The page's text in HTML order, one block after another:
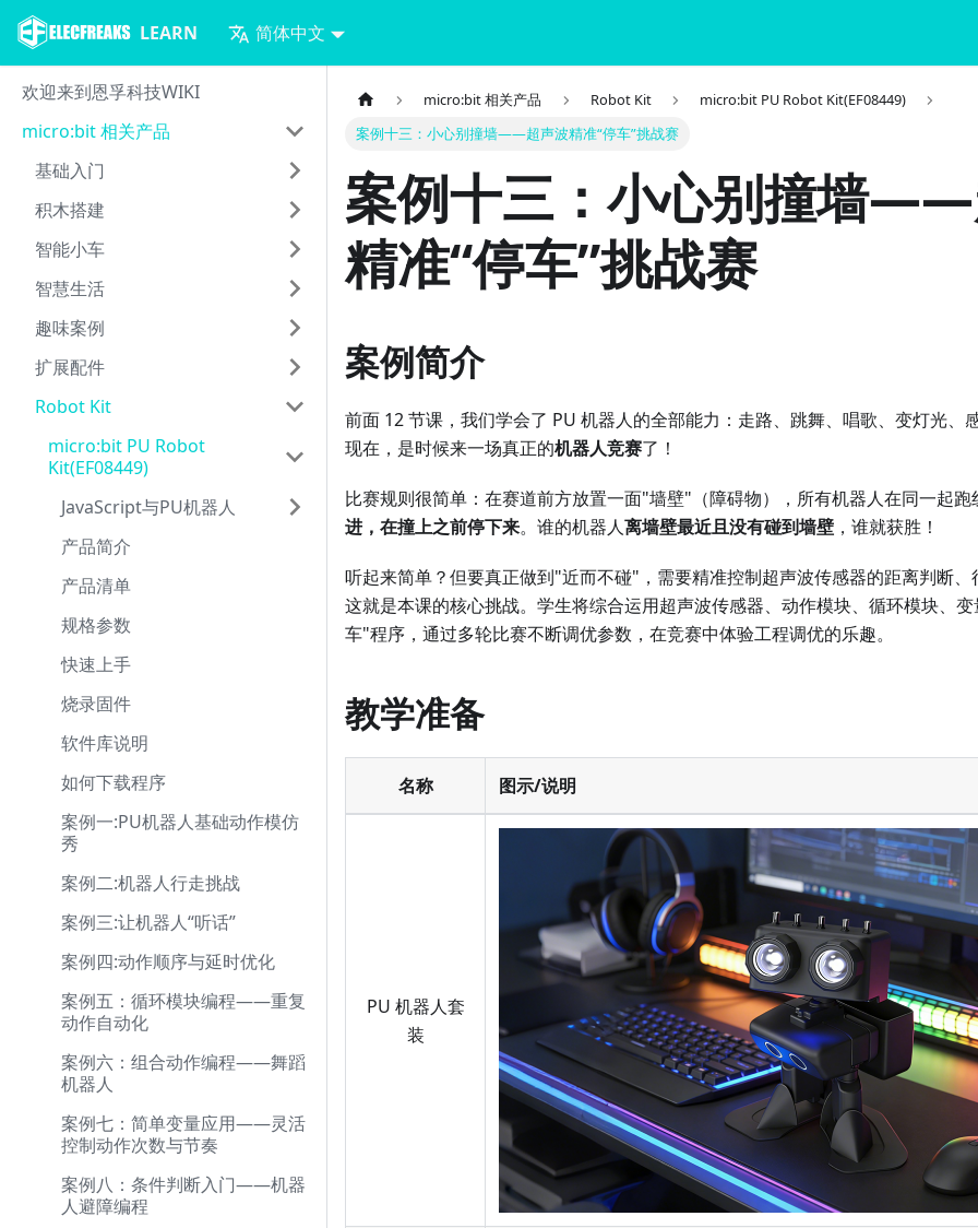
LEARN 简体中文
欢迎来到恩孚科技WIKI
micro:bit 相关产品
基础入门
积木搭建
智能小车
智慧生活
趣味案例
扩展配件
Robot Kit
micro:bit PU Robot
Kit(EF08449)
JavaScript与PU机器人
产品简介
产品清单
规格参数
快速上手
烧录固件
软件库说明
如何下载程序
案例一:PU机器人基础动作模仿
秀
案例二:机器人行走挑战
案例三:让机器人“听话”
案例四:动作顺序与延时优化
案例五：循环模块编程——重复
动作自动化
案例六：组合动作编程——舞蹈
机器人
案例七：简单变量应用——灵活
控制动作次数与节奏
案例八：条件判断入门——机器
人避障编程
micro:bit 相关产品 Robot Kit
micro:bit PU Robot Kit(EF08449)
案例十三：小心别撞墙——超声波精准“停车”挑战赛
案例十三：小心别撞墙
精准“停车”挑战赛
案例简介
前面 12 节课，我们学会了 PU 机器人的全部能力：走路、跳舞、唱歌、变灯光
现在，是时候来一场真正的机器人竞赛了！
比赛规则很简单：在赛道前方放置一面"墙壁"（障碍物），所有机器人在同一起跑
进，在撞上之前停下来。谁的机器人离墙壁最近且没有碰到墙壁 ，谁就获胜！
听起来简单？但要真正做到"近而不碰"，需要精准控制超声波传感器的距离判断
这就是本课的核心挑战。学生将综合运用超声波传感器、动作模块、循环模块、
车"程序，通过多轮比赛不断调优参数，在竞赛中体验工程调优的乐趣。
教学准备
名称 图示/说明
PU 机器人套
装